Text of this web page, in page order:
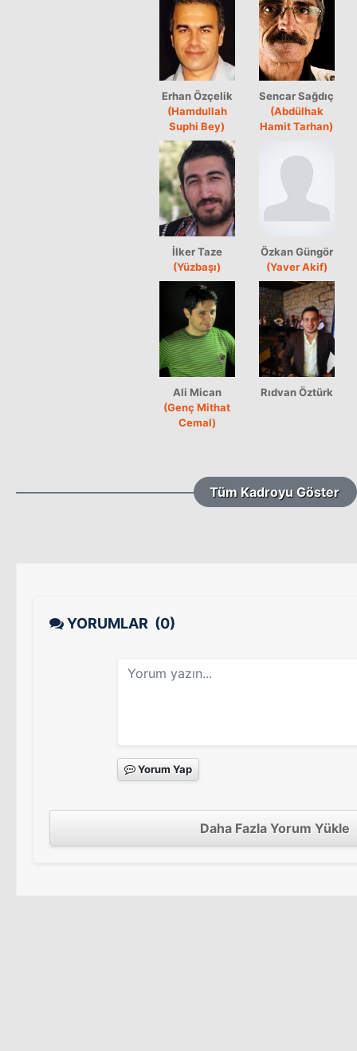
Erhan Özçelik
(Hamdullah
Suphi Bey)
Sencar Sağdıç
(Abdülhak
Hamit Tarhan)
İlker Taze
(Yüzbaşı)
Özkan Güngör
(Yaver Akif)
Ali Mican
(Genç Mithat
Cemal)
Rıdvan Öztürk
Tüm Kadroyu Göster
YORUMLAR (0)
Yorum Yap
Daha Fazla Yorum Yükle